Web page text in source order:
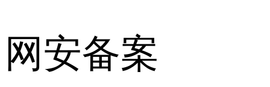
网安备案